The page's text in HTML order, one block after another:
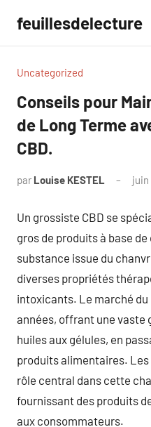
contenu
feuillesdelecture
Uncategorized
Conseils pour
de Long Terme
CBD.
par Louise KESTEL juin
Un grossiste CBD se
gros de produits à base
substance issue du
diverses propriétés
intoxicants. Le marché du
années, offrant une vaste
huiles aux gélules, en
produits alimentaires.
rôle central dans cette
fournissant des produits
aux consommateurs.